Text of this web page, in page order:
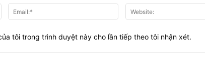
Tên:* Email:*
tôi trong trình duyệt này cho lần tiếp theo tôi nhận xét.